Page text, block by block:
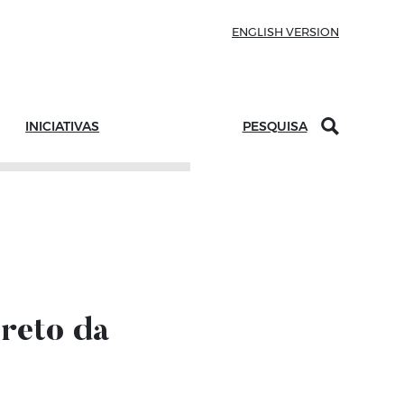
ENGLISH VERSION
INICIATIVAS PESQUISA
da